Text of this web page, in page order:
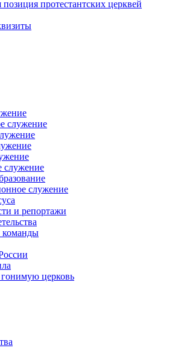
протестантских церквей
служение
служение
служение
и репортажи
церковь